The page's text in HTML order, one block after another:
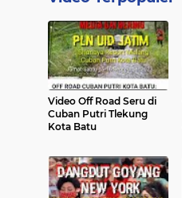
Video Off Road Seru di
Cuban Putri Tlekung
Kota Batu